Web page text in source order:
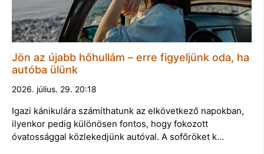
Jön az újabb hőhullám – erre figyeljünk oda, ha
autóba ülünk
2026. július. 29. 20:18
Igazi kánikulára számíthatunk az elkövetkező napokban,
ilyenkor pedig különösen fontos, hogy fokozott
óvatossággal közlekedjünk autóval. A sofőröket k…